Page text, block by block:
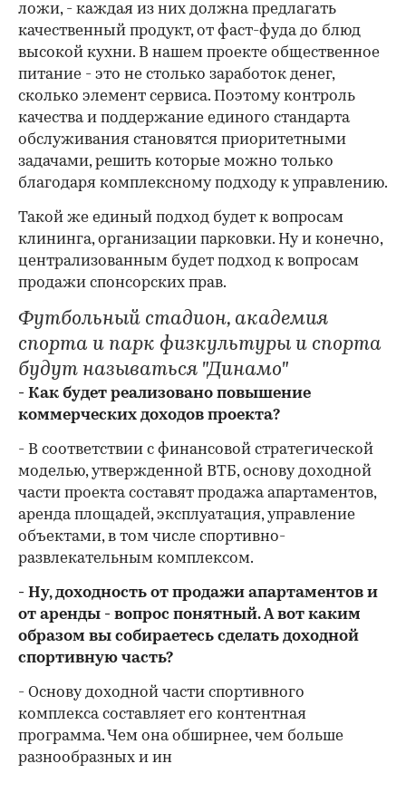
ложи, - каждая из них должна предлагать
качественный продукт, от фаст-фуда до блюд
высокой кухни. В нашем проекте общественное
питание - это не столько заработок денег,
сколько элемент сервиса. Поэтому контроль
качества и поддержание единого стандарта
обслуживания становятся приоритетными
задачами, решить которые можно только
благодаря комплексному подходу к управлению.
Такой же единый подход будет к вопросам
клининга, организации парковки. Ну и конечно,
централизованным будет подход к вопросам
продажи спонсорских прав.
Футбольный стадион, академия
спорта и парк физкультуры и спорта
будут называться "Динамо"
- Как будет реализовано повышение
коммерческих доходов проекта?
- В соответствии с финансовой стратегической
моделью, утвержденной ВТБ, основу доходной
части проекта составят продажа апартаментов,
аренда площадей, эксплуатация, управление
объектами, в том числе спортивно-
развлекательным комплексом.
- Ну, доходность от продажи апартаментов и
от аренды - вопрос понятный. А вот каким
образом вы собираетесь сделать доходной
спортивную часть?
- Основу доходной части спортивного
комплекса составляет его контентная
программа. Чем она обширнее, чем больше
разнообразных и ин